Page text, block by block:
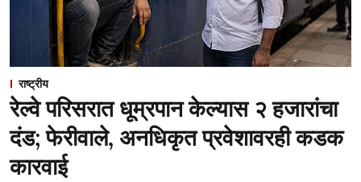
राष्ट्रीय
रेल्वे परिसरात धूम्रपान केल्यास २ हजारांचा
दंड; फेरीवाले, अनधिकृत प्रवेशावरही कडक
कारवाई